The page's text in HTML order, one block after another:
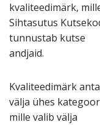
kvaliteedimärk,
Sihtasutus
tunnustab kutse
andjaid.
Kvaliteedimärk
välja ühes
mille valib välja